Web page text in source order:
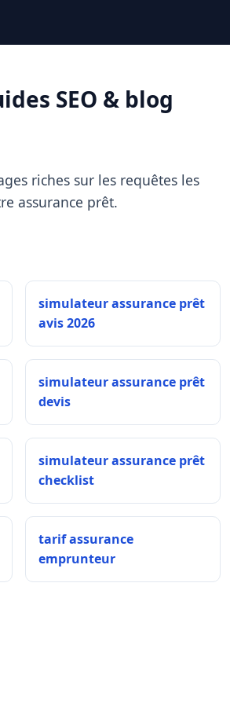
SEO & blog
riches sur les requêtes les
assurance prêt.
simulateur assurance prêt
avis 2026
simulateur assurance prêt
devis
simulateur assurance prêt
checklist
tarif assurance
emprunteur